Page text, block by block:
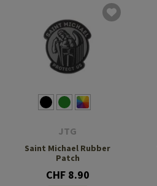
JTG
Saint Michael Rubber
Patch
CHF 8.90